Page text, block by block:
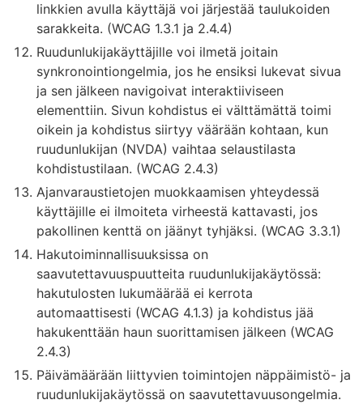
linkkien avulla käyttäjä voi järjestää taulukoiden
sarakkeita. (WCAG 1.3.1 ja 2.4.4)
Ruudunlukijakäyttäjille voi ilmetä joitain
synkronointiongelmia, jos he ensiksi lukevat sivua
ja sen jälkeen navigoivat interaktiiviseen
elementtiin. Sivun kohdistus ei välttämättä toimi
oikein ja kohdistus siirtyy väärään kohtaan, kun
ruudunlukijan (NVDA) vaihtaa selaustilasta
kohdistustilaan. (WCAG 2.4.3)
Ajanvaraustietojen muokkaamisen yhteydessä
käyttäjille ei ilmoiteta virheestä kattavasti, jos
pakollinen kenttä on jäänyt tyhjäksi. (WCAG 3.3.1)
Hakutoiminnallisuuksissa on
saavutettavuuspuutteita ruudunlukijakäytössä:
hakutulosten lukumäärää ei kerrota
automaattisesti (WCAG 4.1.3) ja kohdistus jää
hakukenttään haun suorittamisen jälkeen (WCAG
2.4.3)
Päivämäärään liittyvien toimintojen näppäimistö- ja
ruudunlukijakäytössä on saavutettavuusongelmia.